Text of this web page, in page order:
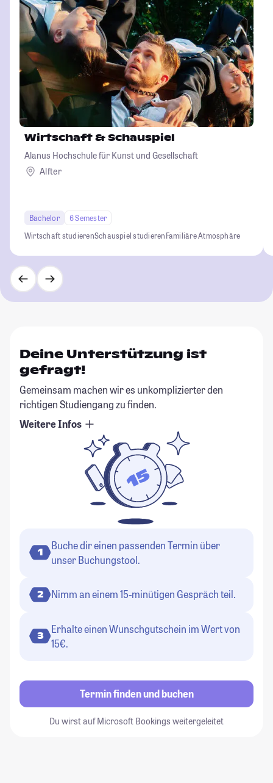
Wirtschaft & Schauspiel
Alanus Hochschule für Kunst und Gesellschaft
Alfter
Bachelor
6 Semester
Wirtschaft studierenSchauspiel studierenFamiliäre Atmosphäre
Deine Unterstützung ist
gefragt!
Gemeinsam machen wir es unkomplizierter den
richtigen Studiengang zu finden.
Weitere Infos
1
Buche dir einen passenden Termin über
unser Buchungstool.
2 Nimm an einem 15-minütigen Gespräch teil.
3
Erhalte einen Wunschgutschein im Wert von
15€.
Termin finden und buchen
Du wirst auf Microsoft Bookings weitergeleitet